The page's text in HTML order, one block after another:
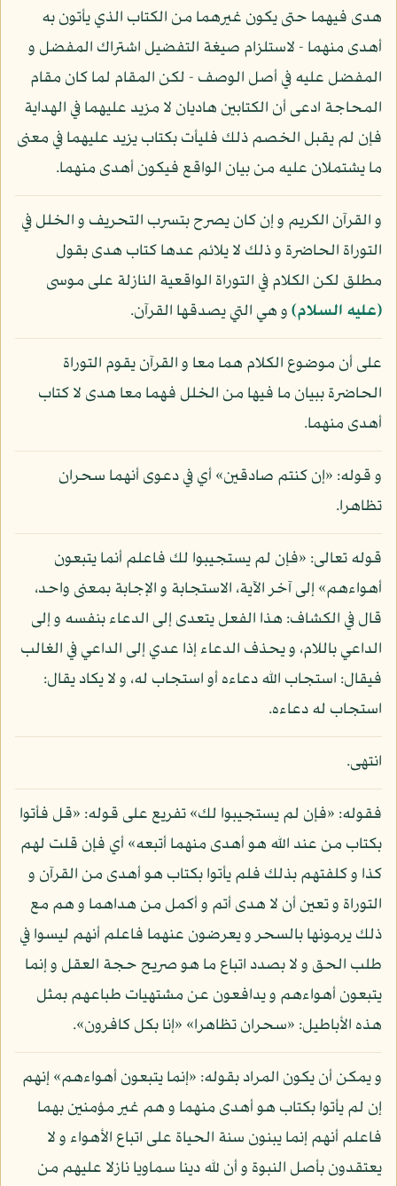
هدى فيهما حتى يكون غيرهما من الكتاب الذي يأتون به
أهدى منهما - لاستلزام صيغة التفضيل اشتراك المفضل و
المفضل عليه في أصل الوصف - لكن المقام لما كان مقام
المحاجة ادعى أن الكتابين هاديان لا مزيد عليهما في الهداية
فإن لم يقبل الخصم ذلك فليأت بكتاب يزيد عليهما في معنى
ما يشتملان عليه من بيان الواقع فيكون أهدى منهما.
و القرآن الكريم و إن كان يصرح بتسرب التحريف و الخلل في
التوراة الحاضرة و ذلك لا يلائم عدها كتاب هدى بقول
مطلق لكن الكلام في التوراة الواقعية النازلة على موسى
(عليه السلام)و هي التي يصدقها القرآن.
على أن موضوع الكلام هما معا و القرآن يقوم التوراة
الحاضرة ببيان ما فيها من الخلل فهما معا هدى لا كتاب
أهدى منهما.
و قوله: «إن كنتم صادقين» أي في دعوى أنهما سحران
تظاهرا.
قوله تعالى: «فإن لم يستجيبوا لك فاعلم أنما يتبعون
أهواءهم» إلى آخر الآية، الاستجابة و الإجابة بمعنى واحد،
قال في الكشاف: هذا الفعل يتعدى إلى الدعاء بنفسه و إلى
الداعي باللام، و يحذف الدعاء إذا عدي إلى الداعي في الغالب
فيقال: استجاب الله دعاءه أو استجاب له، و لا يكاد يقال:
استجاب له دعاءه.
انتهى.
فقوله: «فإن لم يستجيبوا لك» تفريع على قوله: «قل فأتوا
بكتاب من عند الله هو أهدى منهما أتبعه» أي فإن قلت لهم
كذا و كلفتهم بذلك فلم يأتوا بكتاب هو أهدى من القرآن و
التوراة و تعين أن لا هدى أتم و أكمل من هداهما و هم مع
ذلك يرمونها بالسحر و يعرضون عنهما فاعلم أنهم ليسوا في
طلب الحق و لا بصدد اتباع ما هو صريح حجة العقل و إنما
يتبعون أهواءهم و يدافعون عن مشتهيات طباعهم بمثل
هذه الأباطيل: «سحران تظاهرا» «إنا بكل كافرون».
و يمكن أن يكون المراد بقوله: «إنما يتبعون أهواءهم» إنهم
إن لم يأتوا بكتاب هو أهدى منهما و هم غير مؤمنين بهما
فاعلم أنهم إنما يبنون سنة الحياة على اتباع الأهواء و لا
يعتقدون بأصل النبوة و أن لله دينا سماويا نازلا عليهم من